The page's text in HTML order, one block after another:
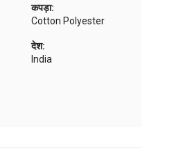
कपड़ा:
Cotton Polyester
देश:
India